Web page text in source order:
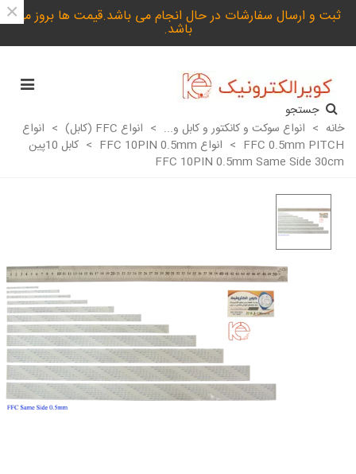
ثبت و ارسال سفارشات در حال انجام می باشد.قیمت ها بروز می
باشد.
×
جستجو
خانه > انواع سوکت و کانکتور و کابل و... > انواع FFC (کابل) > انواع
FFC 0.5mm PITCH
> انواع FFC 10PIN 0.5mm >
کابل 10پین
FFC 10PIN 0.5mm Same Side 30cm